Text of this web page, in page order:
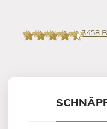
3458